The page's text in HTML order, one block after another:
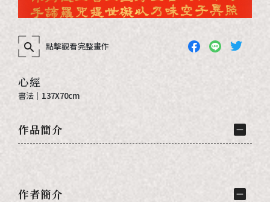
點擊觀看完整畫作
心經
書法 ｜ 137X70cm
作品簡介
作者簡介